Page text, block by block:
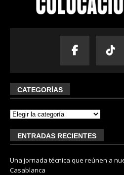
CATEGORÍAS
ENTRADAS RECIENTES
Una jornada técnica que reúnen a
Casablanca